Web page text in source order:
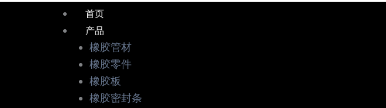
首页
产品
橡胶管材
橡胶零件
橡胶板
橡胶密封条